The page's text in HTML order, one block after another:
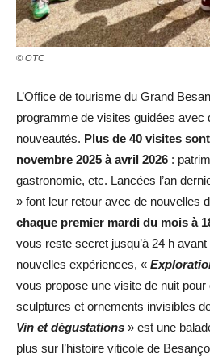
© OTC
L’Office de tourisme du Grand
programme de visites guidées avec
nouveautés. Plus de 40 visites
novembre 2025 à avril 2026 :
gastronomie, etc. Lancées l’an
» font leur retour avec de nouvelles
chaque premier mardi du mois à
vous reste secret jusqu’à 24 h
nouvelles expériences, «
vous propose une visite de nuit
sculptures et ornements invisibles
Vin et dégustations » est une
plus sur l’histoire viticole de